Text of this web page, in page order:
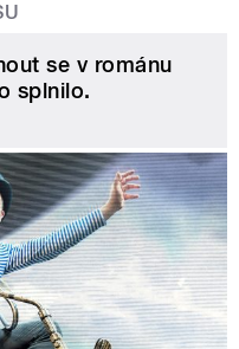
se v románu
splnilo.